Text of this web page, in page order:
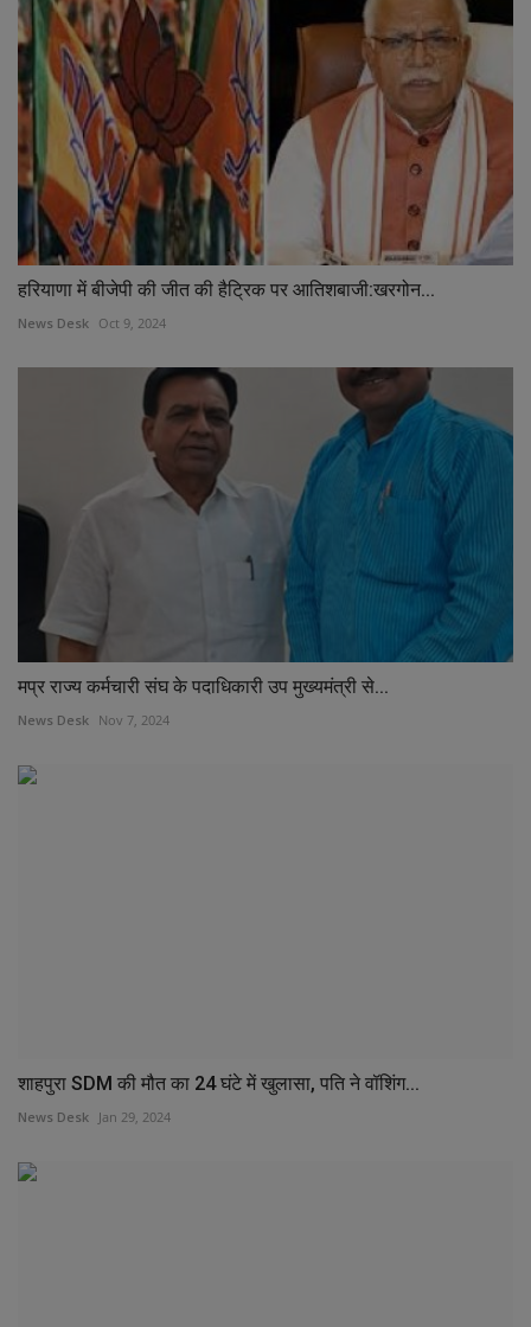
हरियाणा में बीजेपी की जीत की हैट्रिक पर आतिशबाजी:खरगोन...
News Desk Oct 9, 2024
मप्र राज्य कर्मचारी संघ के पदाधिकारी उप मुख्यमंत्री से...
News Desk Nov 7, 2024
शाहपुरा SDM की मौत का 24 घंटे में खुलासा, पति ने वॉशिंग...
News Desk Jan 29, 2024